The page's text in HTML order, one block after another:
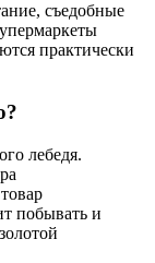
съедобные
практически
побывать и